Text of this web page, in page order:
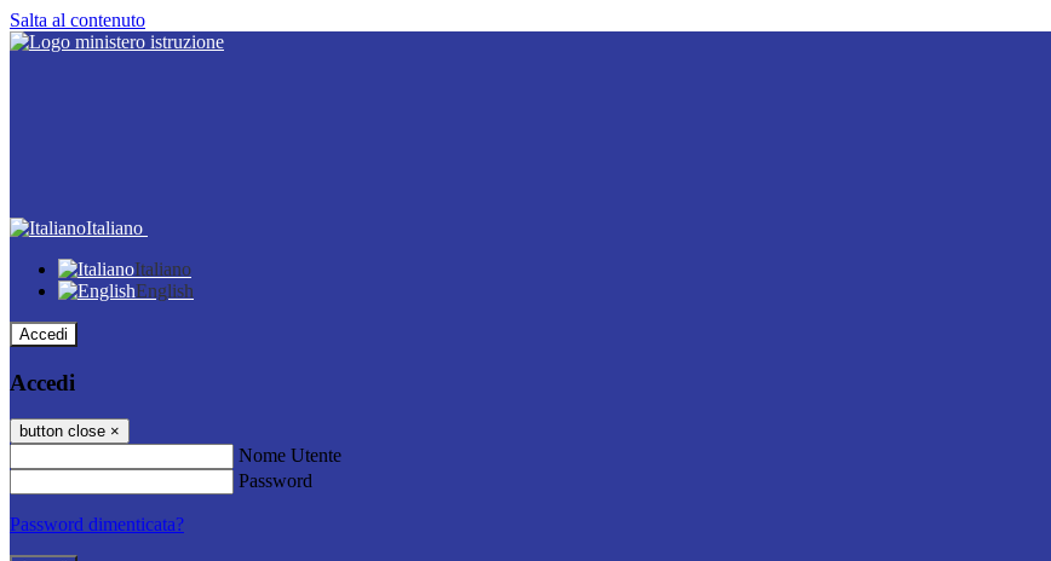
Salta al contenuto
Italiano
Italiano
English
Accedi
Accedi
button close ×
Nome Utente
Password
Password dimenticata?